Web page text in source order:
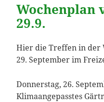
Wochenplan
29.9.
Hier die Treffen in der
29. September im
Donnerstag, 26.
Klimaangepasstes